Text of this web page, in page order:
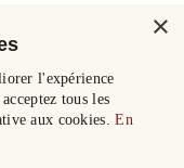
×
l'expérience
tous les
aux cookies.En